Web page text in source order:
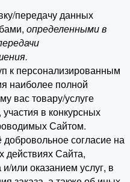
передачу данных
определенными в
к персонализированным
наиболее полной
вас товару/услуге
в конкурсных
Сайтом.
согласие на
действиях Сайта,
или оказанием услуг, в